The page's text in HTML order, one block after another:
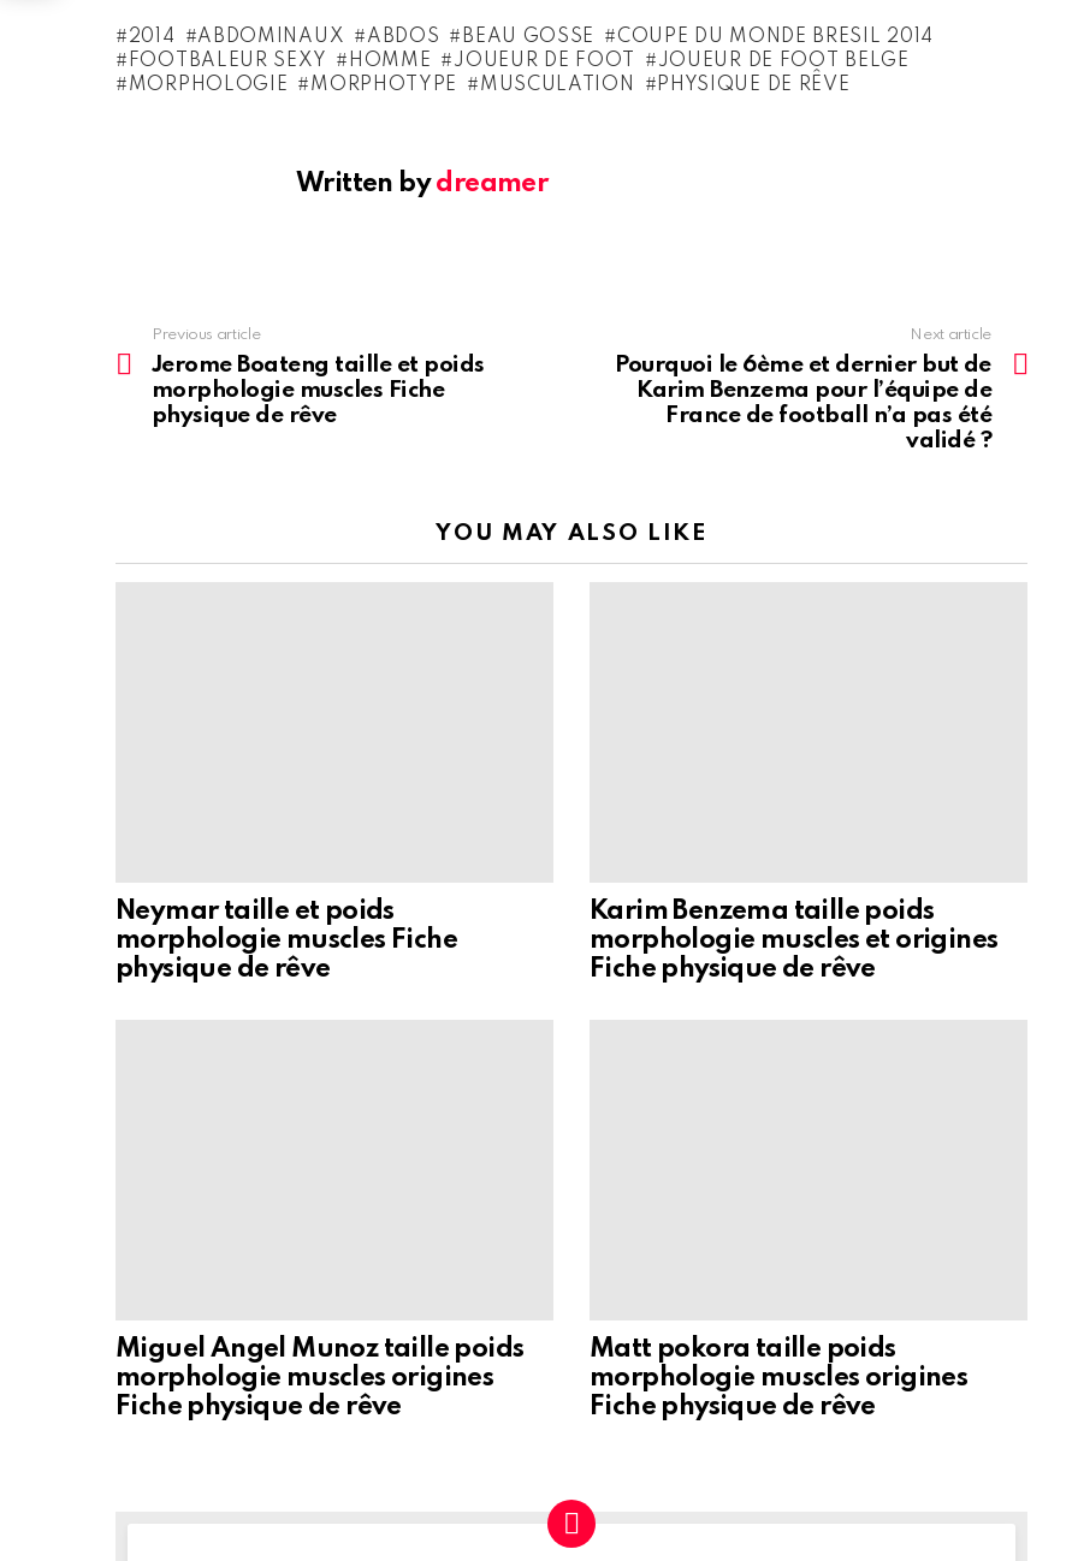
2014 ABDOMINAUX ABDOS BEAU GOSSE
COUPE DU MONDE BRESIL 2014
FOOTBALEUR SEXY
HOMME JOUEUR DE FOOT
JOUEUR DE FOOT BELGE
MORPHOLOGIE
MORPHOTYPE MUSCULATION PHYSIQUE DE RÊVE
Written bydreamer
more
Previous article
Jerome Boateng taille et poids
morphologie muscles Fiche
physique de rêve
Next article
Pourquoi le 6ème et dernier but de
Karim Benzema pour l’équipe de
France de football n’a pas été
validé ?
YOU MAY ALSO LIKE
Neymar taille et poids
morphologie muscles Fiche
physique de rêve
Karim Benzema taille poids
morphologie muscles et origines
Fiche physique de rêve
Miguel Angel Munoz taille poids
morphologie muscles origines
Fiche physique de rêve
Matt pokora taille poids
morphologie muscles origines
Fiche physique de rêve